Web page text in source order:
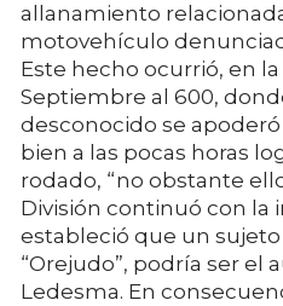
allanamiento
motovehículo
Este hecho ocurrió, en
Septiembre al 600,
desconocido se
bien a las pocas horas
rodado, “no obstante
División continuó con la
estableció que un
“Orejudo”, podría ser el
Ledesma. En